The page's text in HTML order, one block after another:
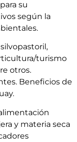
su
según la
turismo
otros.
Beneficios de
y materia seca